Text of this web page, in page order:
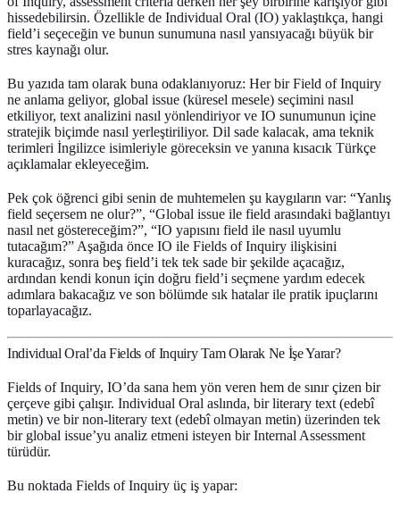
hissedebilirsin. Özellikle de Individual Oral (IO) yaklaştıkça, hangi
field’i seçeceğin ve bunun sunumuna nasıl yansıyacağı büyük bir
stres kaynağı olur.
Bu yazıda tam olarak buna odaklanıyoruz: Her bir Field of Inquiry
ne anlama geliyor, global issue (küresel mesele) seçimini nasıl
etkiliyor, text analizini nasıl yönlendiriyor ve IO sunumunun içine
stratejik biçimde nasıl yerleştiriliyor. Dil sade kalacak, ama teknik
terimleri İngilizce isimleriyle göreceksin ve yanına kısacık Türkçe
açıklamalar ekleyeceğim.
Pek çok öğrenci gibi senin de muhtemelen şu kaygıların var: “Yanlış
field seçersem ne olur?”, “Global issue ile field arasındaki bağlantıyı
nasıl net göstereceğim?”, “IO yapısını field ile nasıl uyumlu
tutacağım?” Aşağıda önce IO ile Fields of Inquiry ilişkisini
kuracağız, sonra beş field’i tek tek sade bir şekilde açacağız,
ardından kendi konun için doğru field’i seçmene yardım edecek
adımlara bakacağız ve son bölümde sık hatalar ile pratik ipuçlarını
toparlayacağız.
Individual Oral’da Fields of Inquiry Tam Olarak Ne İşe Yarar?
Fields of Inquiry, IO’da sana hem yön veren hem de sınır çizen bir
çerçeve gibi çalışır. Individual Oral aslında, bir literary text (edebî
metin) ve bir non-literary text (edebî olmayan metin) üzerinden tek
bir global issue’yu analiz etmeni isteyen bir Internal Assessment
türüdür.
Bu noktada Fields of Inquiry üç iş yapar: